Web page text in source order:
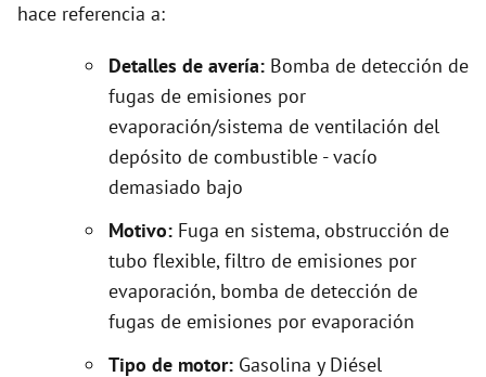
hace referencia a:
Detalles de avería: Bomba de detección de
fugas de emisiones por
evaporación/sistema de ventilación del
depósito de combustible - vacío
demasiado bajo
Motivo: Fuga en sistema, obstrucción de
tubo flexible, filtro de emisiones por
evaporación, bomba de detección de
fugas de emisiones por evaporación
Tipo de motor: Gasolina y Diésel